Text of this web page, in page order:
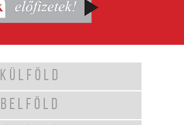
KÜLFÖLD
BELFÖLD